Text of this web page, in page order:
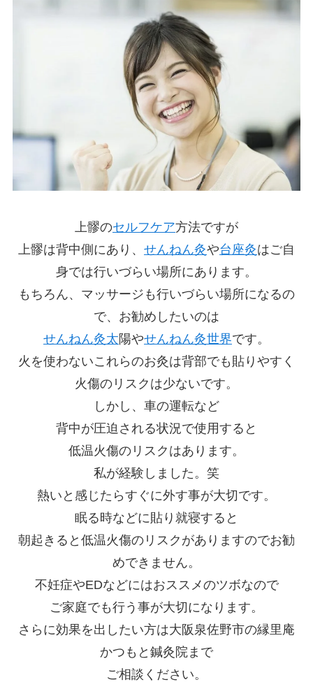
上髎のセルフケア方法ですが
上髎は背中側にあり、 せんねん灸や台座灸はご自
身では行いづらい場所にあります。
もちろん、マッサージも行いづらい場所になるの
で、お勧めしたいのは
せんねん灸太陽やせんねん灸世界です。
火を使わないこれらのお灸は背部でも貼りやすく
火傷のリスクは少ないです。
しかし、車の運転など
背中が圧迫される状況で使用すると
低温火傷のリスクはあります。
私が経験しました。笑
熱いと感じたらすぐに外す事が大切です。
眠る時などに貼り就寝すると
朝起きると低温火傷のリスクがありますのでお勧
めできません。
不妊症やEDなどにはおススメのツボなので
ご家庭でも行う事が大切になります。
さらに効果を出したい方は大阪泉佐野市の縁里庵
かつもと鍼灸院まで
ご相談ください。